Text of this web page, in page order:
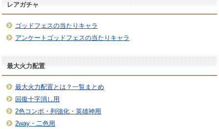
レアガチャ
ゴッドフェスの当たりキャラ
アンケートゴッドフェスの当たりキャラ
最大火力配置
最大火力配置とは？一覧まとめ
回復十字消し用
2色コンボ・列強化・英雄神用
2way・二色用